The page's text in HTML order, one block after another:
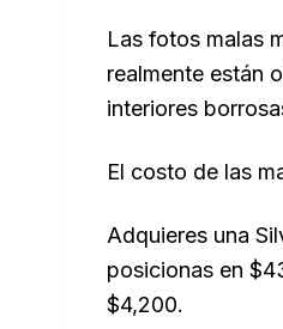
Las fotos malas
realmente están
interiores
El costo de las
Adquieres una
posicionas en
$4,200.